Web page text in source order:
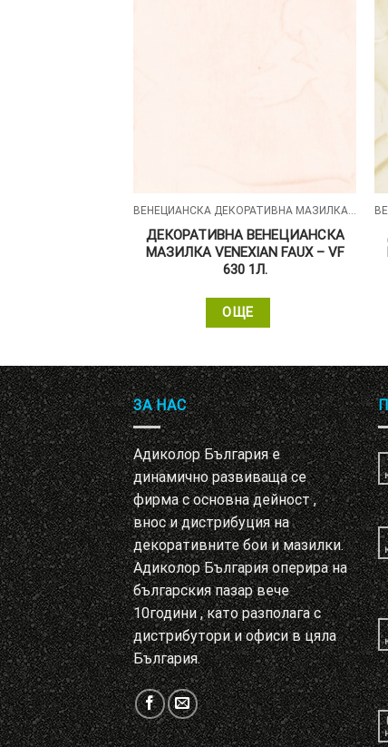
ДЕКОРАТИВНА ВЕНЕЦИАНСКА
МАЗИЛКА VENEXIAN FAUX – VF
630 1Л.
ОЩЕ
ЗА НАС
Адиколор България е
динамично развиваща се
фирма с основна дейност ,
внос и дистрибуция на
декоративните бои и мазилки.
Адиколор България оперира на
българския пазар вече
10години , като разполага с
дистрибутори и офиси в цяла
България.